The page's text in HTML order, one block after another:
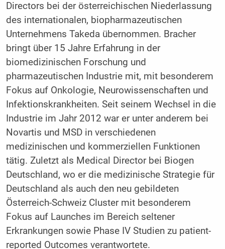
Directors bei der österreichischen Niederlassung
des internationalen, biopharmazeutischen
Unternehmens Takeda übernommen. Bracher
bringt über 15 Jahre Erfahrung in der
biomedizinischen Forschung und
pharmazeutischen Industrie mit, mit besonderem
Fokus auf Onkologie, Neurowissenschaften und
Infektionskrankheiten. Seit seinem Wechsel in die
Industrie im Jahr 2012 war er unter anderem bei
Novartis und MSD in verschiedenen
medizinischen und kommerziellen Funktionen
tätig. Zuletzt als Medical Director bei Biogen
Deutschland, wo er die medizinische Strategie für
Deutschland als auch den neu gebildeten
Österreich-Schweiz Cluster mit besonderem
Fokus auf Launches im Bereich seltener
Erkrankungen sowie Phase IV Studien zu patient-
reported Outcomes verantwortete.